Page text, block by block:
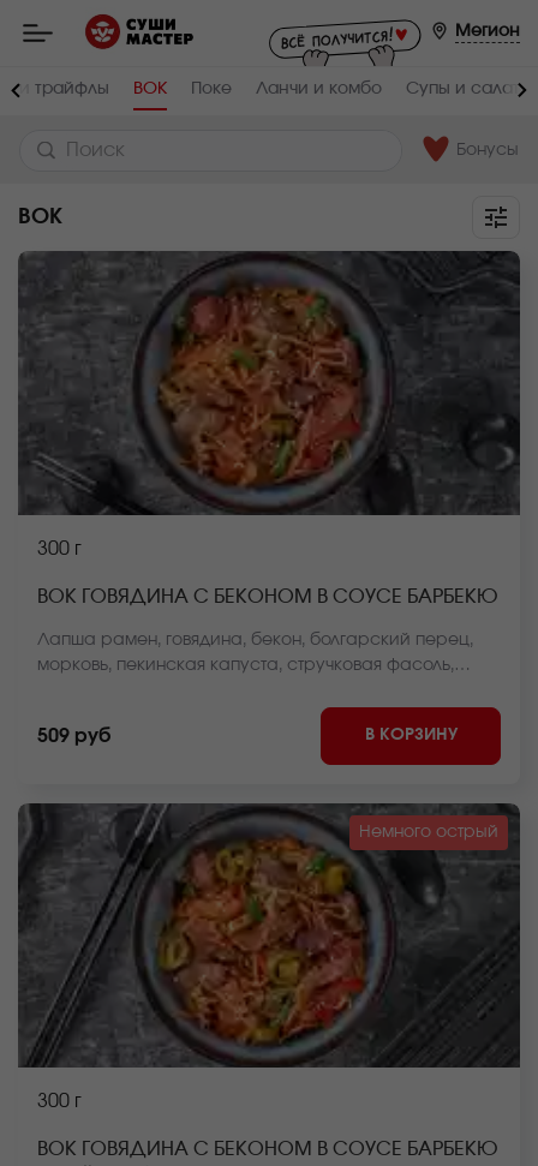
Мастер
заказ
доставка
суши,
роллов,
WOK
Мегион
и трайфлы ВОК Поке Ланчи и комбо Супы и салаты
Бонусы
ВОК
300 г
ВОК ГОВЯДИНА С БЕКОНОМ В СОУСЕ БАРБЕКЮ
Лапша рамен, говядина, бекон, болгарский перец,
морковь, пекинская капуста, стручковая фасоль,
блюда может отличаться от фото на сайте.
509 руб В КОРЗИНУ
Немного острый
300 г
ВОК ГОВЯДИНА С БЕКОНОМ В СОУСЕ БАРБЕКЮ